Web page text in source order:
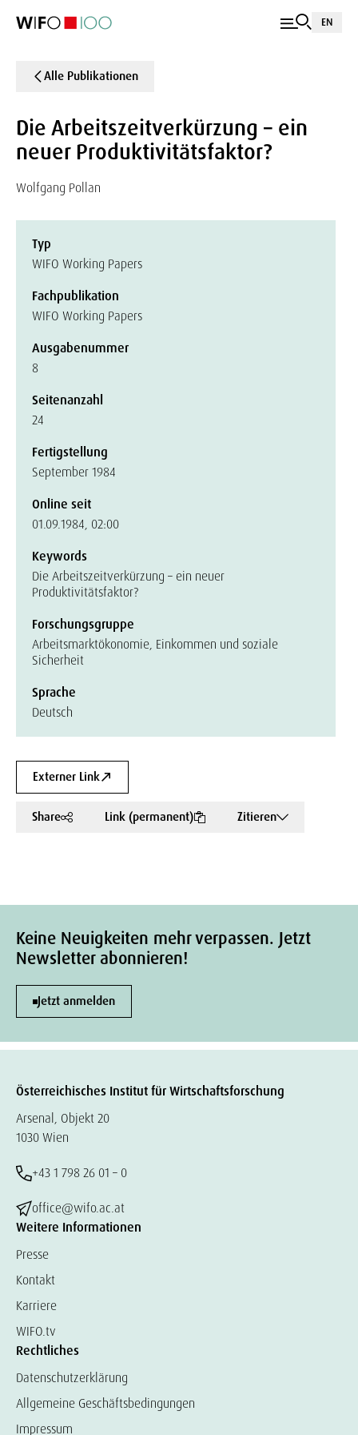
EN
Alle Publikationen
Die Arbeitszeitverkürzung – ein
neuer Produktivitätsfaktor?
Wolfgang Pollan
Typ
WIFO Working Papers
Fachpublikation
WIFO Working Papers
Ausgabenummer
8
Seitenanzahl
24
Fertigstellung
September 1984
Online seit
01.09.1984, 02:00
Keywords
Die Arbeitszeitverkürzung – ein neuer
Produktivitätsfaktor?
Forschungsgruppe
Arbeitsmarktökonomie, Einkommen und soziale
Sicherheit
Sprache
Deutsch
Externer Link
Share Link (permanent) Zitieren
Keine Neuigkeiten mehr verpassen. Jetzt
Newsletter abonnieren!
Jetzt anmelden
Österreichisches Institut für Wirtschaftsforschung
Arsenal, Objekt 20
1030 Wien
+43 1 798 26 01 – 0
office@wifo.ac.at
Weitere Informationen
Presse
Kontakt
Karriere
WIFO.tv
Rechtliches
Datenschutzerklärung
Allgemeine Geschäftsbedingungen
Impressum